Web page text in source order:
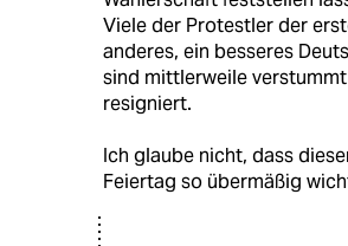
Viele der Protestler der
anderes, ein besseres
sind mittlerweile
resigniert.
Ich glaube nicht, dass
Feiertag so übermäßig